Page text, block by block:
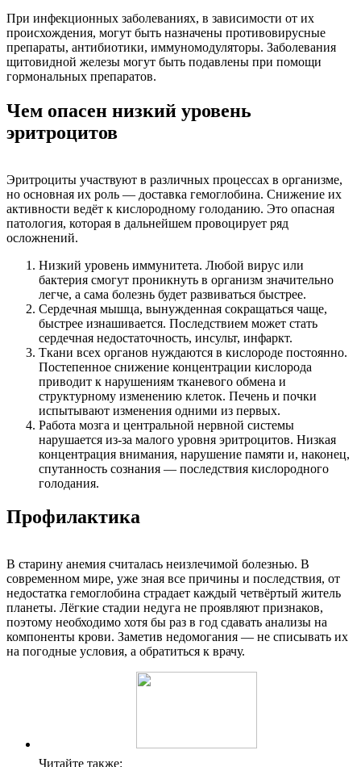
При инфекционных заболеваниях, в зависимости от их
происхождения, могут быть назначены противовирусные
препараты, антибиотики, иммуномодуляторы. Заболевания
щитовидной железы могут быть подавлены при помощи
гормональных препаратов.
Чем опасен низкий уровень
эритроцитов
Эритроциты участвуют в различных процессах в организме,
но основная их роль — доставка гемоглобина. Снижение их
активности ведёт к кислородному голоданию. Это опасная
патология, которая в дальнейшем провоцирует ряд
осложнений.
Низкий уровень иммунитета. Любой вирус или
бактерия смогут проникнуть в организм значительно
легче, а сама болезнь будет развиваться быстрее.
Сердечная мышца, вынужденная сокращаться чаще,
быстрее изнашивается. Последствием может стать
сердечная недостаточность, инсульт, инфаркт.
Ткани всех органов нуждаются в кислороде постоянно.
Постепенное снижение концентрации кислорода
приводит к нарушениям тканевого обмена и
структурному изменению клеток. Печень и почки
испытывают изменения одними из первых.
Работа мозга и центральной нервной системы
нарушается из-за малого уровня эритроцитов. Низкая
концентрация внимания, нарушение памяти и, наконец,
спутанность сознания — последствия кислородного
голодания.
Профилактика
В старину анемия считалась неизлечимой болезнью. В
современном мире, уже зная все причины и последствия, от
недостатка гемоглобина страдает каждый четвёртый житель
планеты. Лёгкие стадии недуга не проявляют признаков,
поэтому необходимо хотя бы раз в год сдавать анализы на
компоненты крови. Заметив недомогания — не списывать их
на погодные условия, а обратиться к врачу.
Читайте также: